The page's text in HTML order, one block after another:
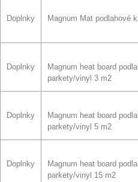
Doplnky Magnum Mat podlahové
Doplnky
Magnum heat board
parkety/vinyl 3 m2
Doplnky
Magnum heat board
parkety/vinyl 5 m2
Doplnky
Magnum heat board
parkety/vinyl 15 m2